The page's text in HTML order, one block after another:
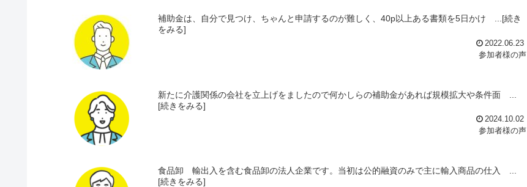
補助金は、自分で見つけ、ちゃんと申請するのが難しく、40p以上ある書類を5日かけ ...[続き
をみる]
2022.06.23
参加者様の声
新たに介護関係の会社を立上げをましたので何かしらの補助金があれば規模拡大や条件面 ...
[続きをみる]
2024.10.02
参加者様の声
食品卸 輸出入を含む食品卸の法人企業です。当初は公的融資のみで主に輸入商品の仕入 ...
[続きをみる]